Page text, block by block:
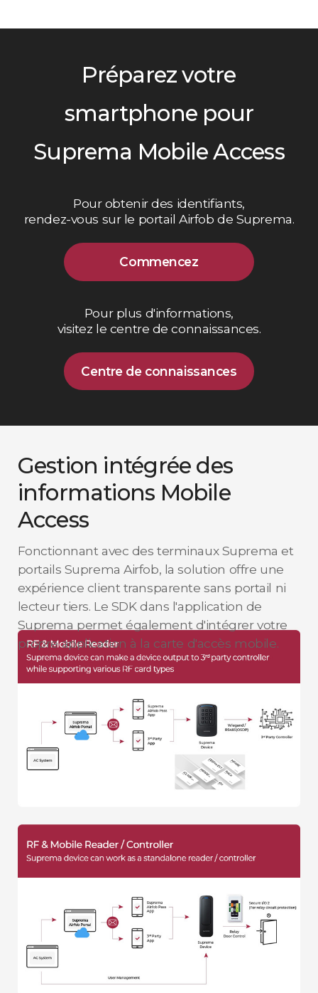
Préparez votre
smartphone pour
Suprema Mobile Access
Pour obtenir des identifiants,
rendez-vous sur le portail Airfob de Suprema.
Commencez
Pour plus d'informations,
visitez le centre de connaissances.
Centre de connaissances
Gestion intégrée des
informations Mobile
Access
Fonctionnant avec des terminaux Suprema et
portails Suprema Airfob, la solution offre une
expérience client transparente sans portail ni
lecteur tiers. Le SDK dans l'application de
Suprema permet également d'intégrer votre
propre application à la carte d'accès mobile.